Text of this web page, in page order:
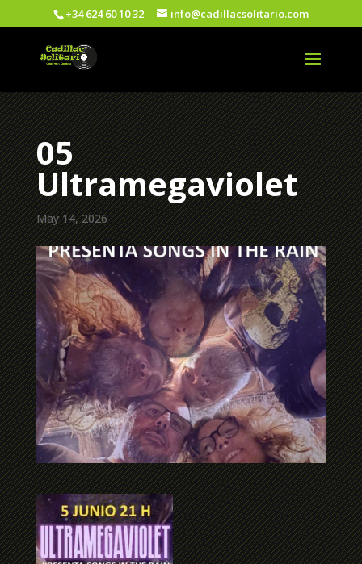
+34 624 60 10 32 info@cadillacsolitario.com
05
Ultramegaviolet
May 14, 2026